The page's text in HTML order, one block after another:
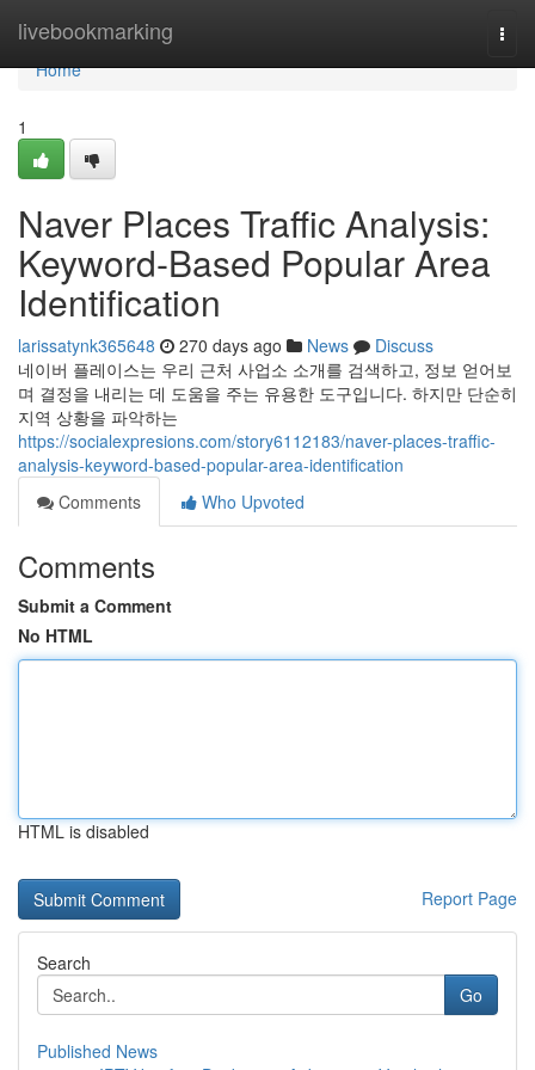
livebookmarking
Home
Home
1
Naver Places Traffic Analysis:
Keyword-Based Popular Area
Identification
larissatynk365648 270 days ago News
Discuss
네이버 플레이스는 우리 근처 사업소 소개를 검색하고, 정보 얻어보
며 결정을 내리는 데 도움을 주는 유용한 도구입니다. 하지만 단순히
지역 상황을 파악하는
https://socialexpresions.com/story6112183/naver-places-traffic-
analysis-keyword-based-popular-area-identification
Comments
Who Upvoted
Comments
Submit a Comment
No HTML
HTML is disabled
Report Page
Search
Go
Published News